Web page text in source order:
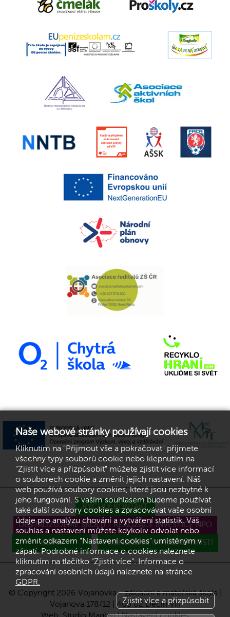
RYCHLÝ KONTAKT
DIGITALIZUJEME ŠKOLU - REALIZACE INVESTICE NPO
GDPR PROHLÁŠENÍ O PŘÍSTUPNOSTI
© Copyright 2026 Vojanovka - základní a mateřská škola |
Vojanova 178/12 | 405 02 Děčín VIII
Naše webové stránky používají cookies
Kliknutím na "Přijmout vše a pokračovat" přijmete
všechny typy souborů cookie nebo klepnutím na
"Zjistit více a přizpůsobit" můžete zjistit více informací
o souborech cookie a změnit jejich nastavení. Náš
web používá soubory cookies, které jsou nezbytné k
jeho fungování. S vaším souhlasem budeme používat
také další soubory cookies a zpracovávat vaše osobní
údaje pro analýzu chování a vytváření statistik. Váš
souhlas a nastavení můžete kdykoliv odvolat nebo
změnit odkazem "Nastavení cookies" umístěným v
zápatí. Podrobné informace o cookies naleznete
kliknutím na tlačítko "Zjistit více". Informace o
zpracování osobních údajů naleznete na stránce
GDPR.
Zjistit více a přizpůsobit